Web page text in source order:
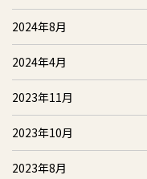
2024年8月
2024年4月
2023年11月
2023年10月
2023年8月